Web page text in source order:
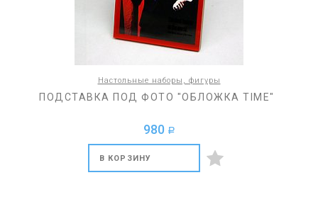
Настольные наборы, фигуры
ПОДСТАВКА ПОД ФОТО "ОБЛОЖКА TIME"
980 a
В КОРЗИНУ